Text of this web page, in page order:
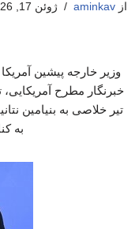
از aminkav ژوئن 17, 2026
وزیر خارجه پیشین
خبرنگار مطرح آمریکایی،
تیر خلاصی به بنیامین
به